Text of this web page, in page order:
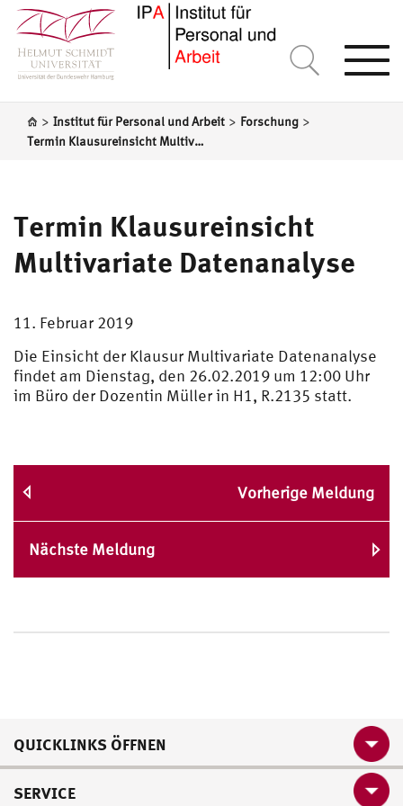
> Institut für Personal und Arbeit > Forschung >
Termin Klausureinsicht Multivariate Datenanalyse
Termin Klausureinsicht
Multivariate Datenanalyse
11. Februar 2019
Die Einsicht der Klausur Multivariate Datenanalyse
findet am Dienstag, den 26.02.2019 um 12:00 Uhr
im Büro der Dozentin Müller in H1, R.2135 statt.
Vorherige Meldung
Nächste Meldung
QUICKLINKS ÖFFNEN
SERVICE